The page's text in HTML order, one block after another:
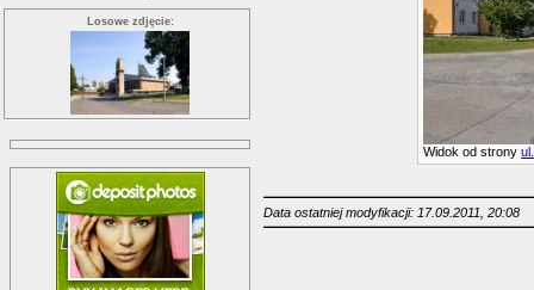
Losowe zdjęcie:
Widok od strony
Data ostatniej modyfikacji: 17.09.2011, 20:08